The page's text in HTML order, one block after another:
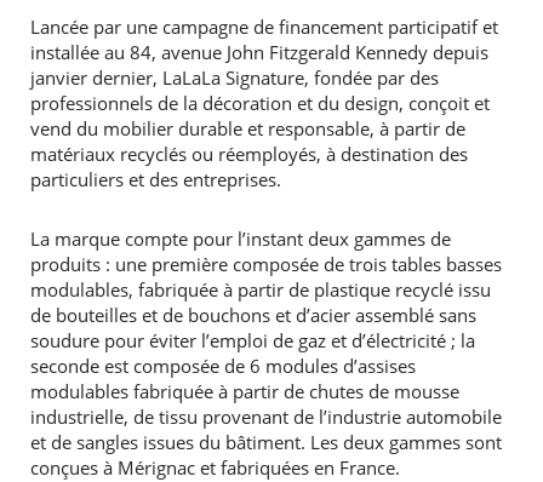
Lancée par une campagne de financement participatif et
installée au 84, avenue John Fitzgerald Kennedy depuis
janvier dernier, LaLaLa Signature, fondée par des
professionnels de la décoration et du design, conçoit et
vend du mobilier durable et responsable, à partir de
matériaux recyclés ou réemployés, à destination des
particuliers et des entreprises.
La marque compte pour l’instant deux gammes de
produits : une première composée de trois tables basses
modulables, fabriquée à partir de plastique recyclé issu
de bouteilles et de bouchons et d’acier assemblé sans
soudure pour éviter l’emploi de gaz et d’électricité ; la
seconde est composée de 6 modules d’assises
modulables fabriquée à partir de chutes de mousse
industrielle, de tissu provenant de l’industrie automobile
et de sangles issues du bâtiment. Les deux gammes sont
conçues à Mérignac et fabriquées en France.